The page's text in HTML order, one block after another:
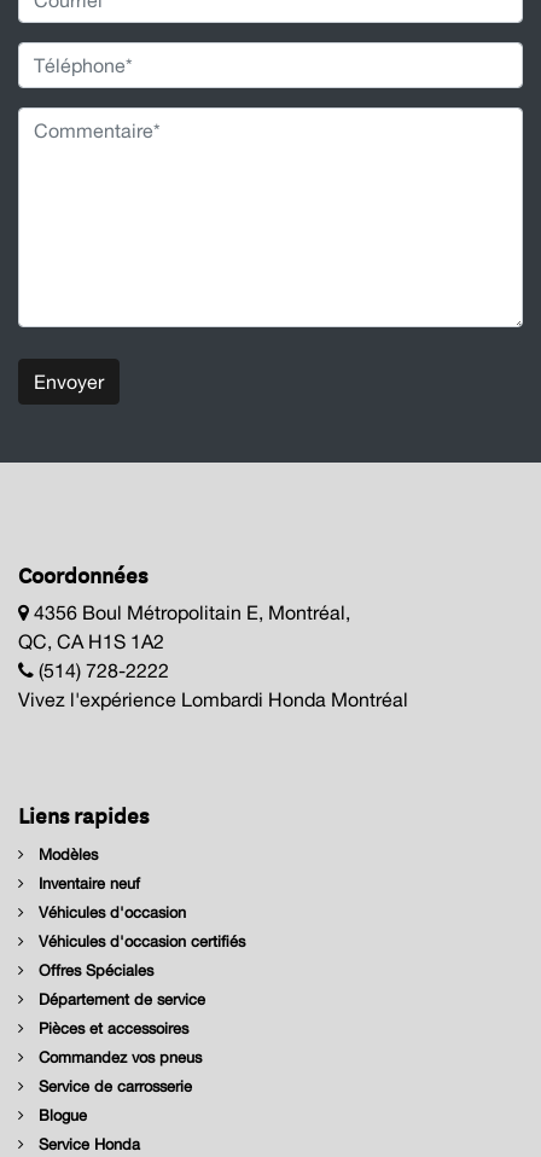
Envoyer
Coordonnées
4356 Boul Métropolitain E, Montréal,
QC, CA H1S 1A2
(514) 728-2222
Vivez l'expérience Lombardi Honda Montréal
Liens rapides
Modèles
Inventaire neuf
Véhicules d'occasion
Véhicules d'occasion certifiés
Offres Spéciales
Département de service
Pièces et accessoires
Commandez vos pneus
Service de carrosserie
Blogue
Service Honda